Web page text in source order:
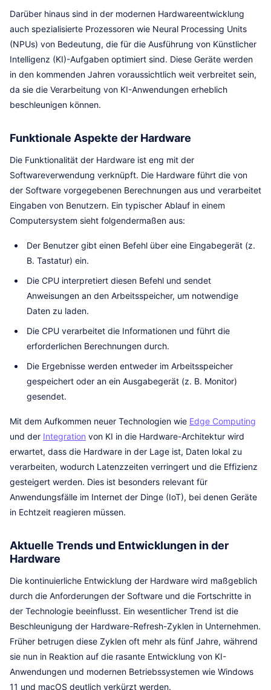
Darüber hinaus sind in der modernen Hardwareentwicklung
auch spezialisierte Prozessoren wie Neural Processing Units
(NPUs) von Bedeutung, die für die Ausführung von Künstlicher
Intelligenz (KI)-Aufgaben optimiert sind. Diese Geräte werden
in den kommenden Jahren voraussichtlich weit verbreitet sein,
da sie die Verarbeitung von KI-Anwendungen erheblich
beschleunigen können.
Funktionale Aspekte der Hardware
Die Funktionalität der Hardware ist eng mit der
Softwareverwendung verknüpft. Die Hardware führt die von
der Software vorgegebenen Berechnungen aus und verarbeitet
Eingaben von Benutzern. Ein typischer Ablauf in einem
Computersystem sieht folgendermaßen aus:
Der Benutzer gibt einen Befehl über eine Eingabegerät (z.
B. Tastatur) ein.
Die CPU interpretiert diesen Befehl und sendet
Anweisungen an den Arbeitsspeicher, um notwendige
Daten zu laden.
Die CPU verarbeitet die Informationen und führt die
erforderlichen Berechnungen durch.
Die Ergebnisse werden entweder im Arbeitsspeicher
gespeichert oder an ein Ausgabegerät (z. B. Monitor)
gesendet.
Mit dem Aufkommen neuer Technologien wie Edge Computing
und der Integration von KI in die Hardware-Architektur wird
erwartet, dass die Hardware in der Lage ist, Daten lokal zu
verarbeiten, wodurch Latenzzeiten verringert und die Effizienz
gesteigert werden. Dies ist besonders relevant für
Anwendungsfälle im Internet der Dinge (IoT), bei denen Geräte
in Echtzeit reagieren müssen.
Aktuelle Trends und Entwicklungen in der
Hardware
Die kontinuierliche Entwicklung der Hardware wird maßgeblich
durch die Anforderungen der Software und die Fortschritte in
der Technologie beeinflusst. Ein wesentlicher Trend ist die
Beschleunigung der Hardware-Refresh-Zyklen in Unternehmen.
Früher betrugen diese Zyklen oft mehr als fünf Jahre, während
sie nun in Reaktion auf die rasante Entwicklung von KI-
Anwendungen und modernen Betriebssystemen wie Windows
11 und macOS deutlich verkürzt werden.